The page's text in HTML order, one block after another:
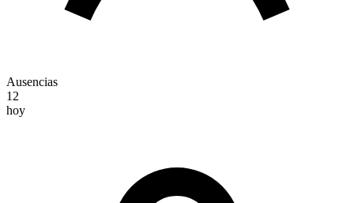
Ausencias
12
hoy